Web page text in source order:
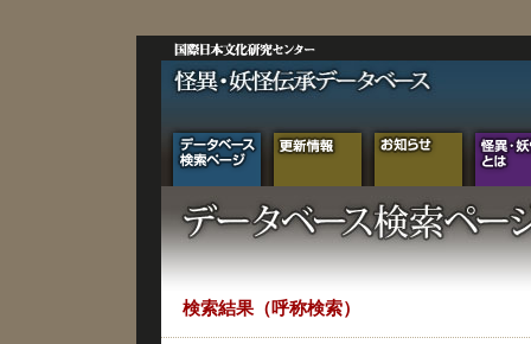
検索結果（呼称検索）